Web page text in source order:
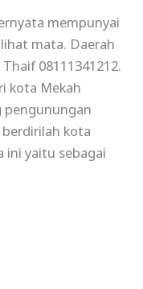
mempunyai
mata. Daerah
08111341212.
kota Mekah
pengunungan
kota
ini yaitu sebagai